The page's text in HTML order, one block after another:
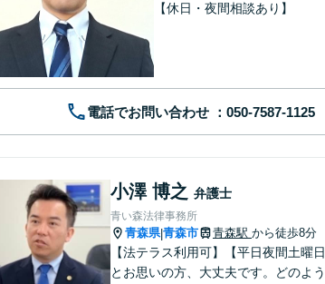
【休日・夜間相談あり】
電話でお問い合わせ
小澤 博之 弁護士
青い森法律事務所
青森県|青森市 青森駅 から徒歩8分
【法テラス利用可】【平日夜間土曜
とお思いの方、大丈夫です。どのよ